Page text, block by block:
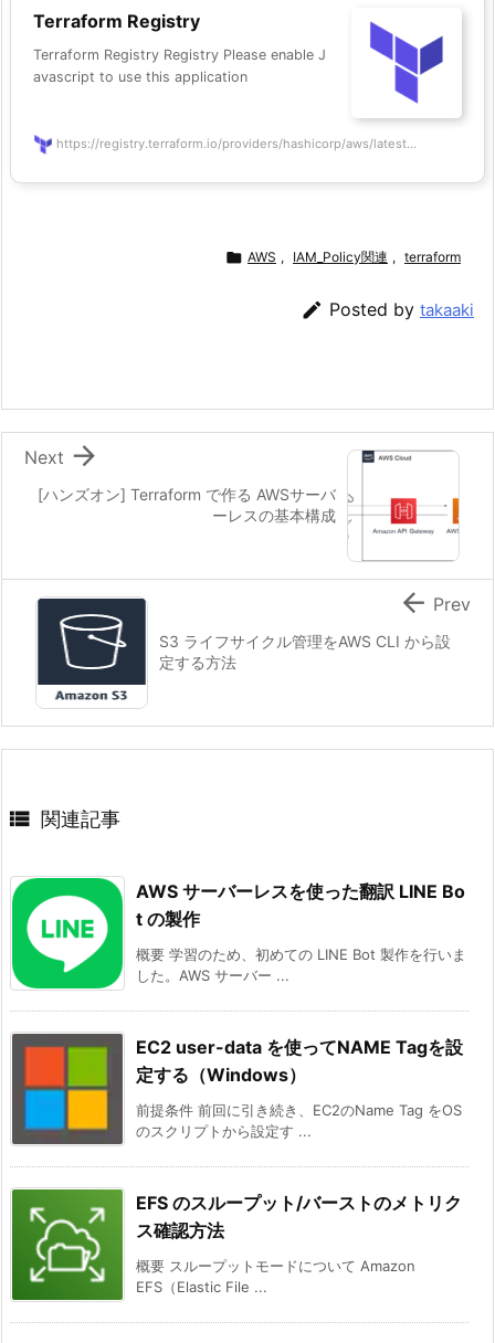
Terraform Registry
Terraform Registry Registry Please enable J
avascript to use this application
https://registry.terraform.io/providers/hashicorp/aws/latest...
 AWS , IAM_Policy関連 , terraform
 Posted by takaaki
[ハンズオン] Terraform で作る AWSサーバ
ーレスの基本構成

Next
S3 ライフサイクル管理をAWS CLI から設
定する方法
 Prev
 関連記事
AWS サーバーレスを使った翻訳 LINE Bo
t の製作
概要 学習のため、初めての LINE Bot 製作を行いま
した。AWS サーバー ...
EC2 user-data を使ってNAME Tagを設
定する（Windows）
前提条件 前回に引き続き、EC2のName Tag をOS
のスクリプトから設定す ...
EFS のスループット/バーストのメトリク
ス確認方法
概要 スループットモードについて Amazon
EFS（Elastic File ...